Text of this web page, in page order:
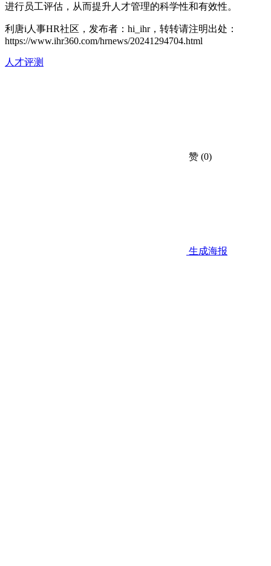
进行员工评估，从而提升人才管理的科学性和有效性。
利唐i人事HR社区，发布者：hi_ihr，转转请注明出处：
https://www.ihr360.com/hrnews/20241294704.html
人才评测
赞 (0)
生成海报